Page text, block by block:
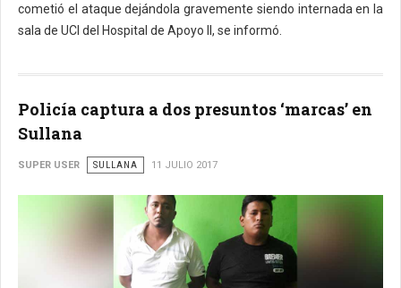
cometió el ataque dejándola gravemente siendo internada en la
sala de UCI del Hospital de Apoyo II, se informó.
Policía captura a dos presuntos ‘marcas’ en
Sullana
SUPER USER SULLANA 11 JULIO 2017